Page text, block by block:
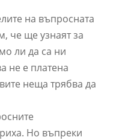
на въпросната
че ще узнаят за
ли да са ни
не е платена
неща трябва да
Но въпреки